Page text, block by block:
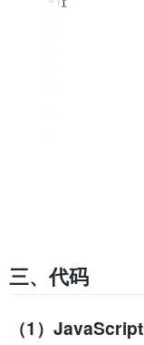
三、代码
（1）JavaScript